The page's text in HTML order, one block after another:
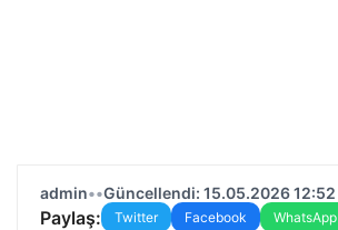
admin••Güncellendi: 15.05.2026 12:52
Paylaş: Twitter Facebook WhatsApp